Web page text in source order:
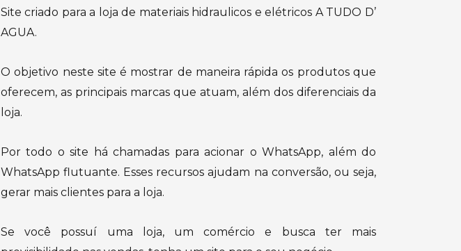
Site criado para a loja de materiais hidraulicos e elétricos A TUDO D’
AGUA.
O objetivo neste site é mostrar de maneira rápida os produtos que
oferecem, as principais marcas que atuam, além dos diferenciais da
loja.
Por todo o site há chamadas para acionar o WhatsApp, além do
WhatsApp flutuante. Esses recursos ajudam na conversão, ou seja,
gerar mais clientes para a loja.
Se você possuí uma loja, um comércio e busca ter mais